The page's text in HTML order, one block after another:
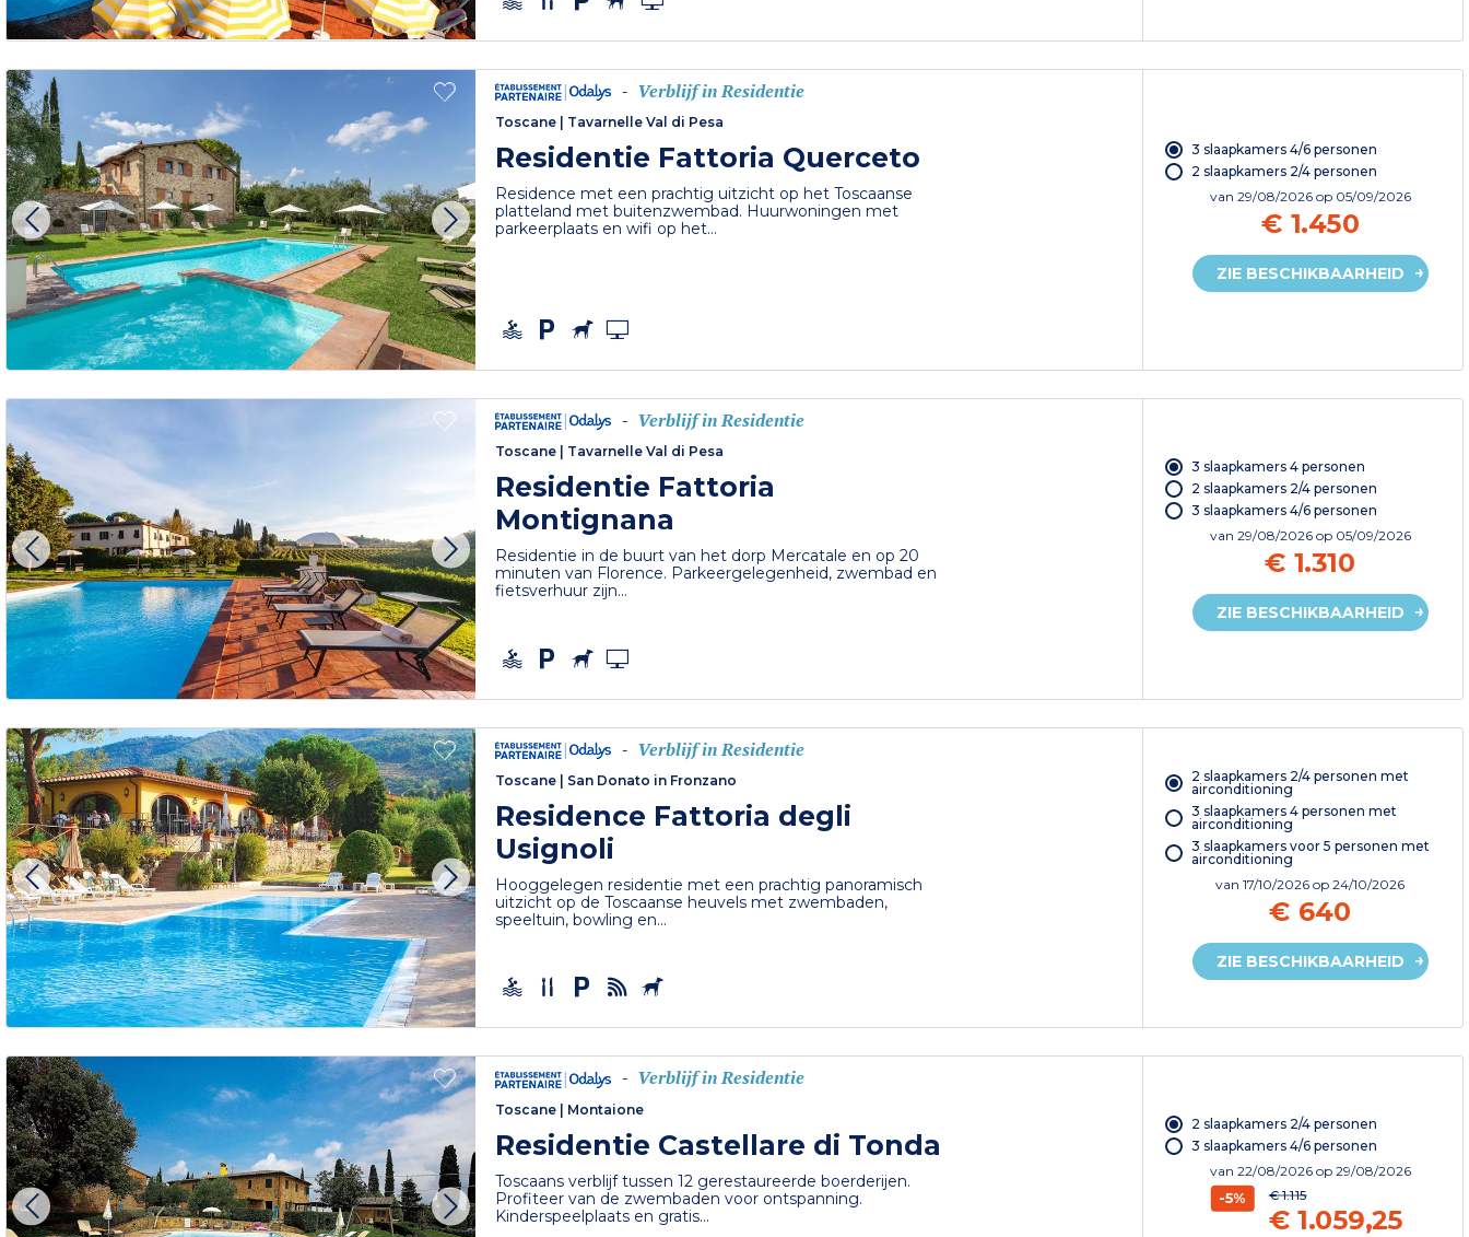
- Verblijf in Residentie
Toscane Tavarnelle Val di Pesa
Residentie Fattoria Querceto
Residence met een prachtig uitzicht op het Toscaanse
platteland met buitenzwembad. Huurwoningen met
parkeerplaats en wifi op het...
3 slaapkamers 4/6 personen
2 slaapkamers 2/4 personen
van 29/08/2026 op 05/09/2026
€ 1.450
ZIE BESCHIKBAARHEID
- Verblijf in Residentie
Toscane Tavarnelle Val di Pesa
Residentie Fattoria
Montignana
Residentie in de buurt van het dorp Mercatale en op 20
minuten van Florence. Parkeergelegenheid, zwembad en
fietsverhuur zijn...
3 slaapkamers 4 personen
2 slaapkamers 2/4 personen
3 slaapkamers 4/6 personen
van 29/08/2026 op 05/09/2026
€ 1.310
ZIE BESCHIKBAARHEID
- Verblijf in Residentie
Toscane San Donato in Fronzano
Residence Fattoria degli
Usignoli
Hooggelegen residentie met een prachtig panoramisch
uitzicht op de Toscaanse heuvels met zwembaden,
speeltuin, bowling en...
2 slaapkamers 2/4 personen met
airconditioning
3 slaapkamers 4 personen met
airconditioning
3 slaapkamers voor 5 personen met
airconditioning
van17/10/2026op 24/10/2026
€ 640
ZIE BESCHIKBAARHEID
- Verblijf in Residentie
Toscane | Montaione
Residentie Castellare di Tonda
Toscaans verblijf tussen 12 gerestaureerde boerderijen.
Profiteer van de zwembaden voor ontspanning.
Kinderspeelplaats en gratis...
2 slaapkamers 2/4 personen
3 slaapkamers 4/6 personen
van 22/08/2026 op 29/08/2026
-5% € 1.115
€ 1.059,25